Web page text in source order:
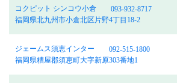
コクピット シンコウ小倉
093-932-8717
福岡県北九州市小倉北区片野4丁目18-2
ジェームス須恵インター
092-515-1800
福岡県糟屋郡須恵町大字新原303番地1